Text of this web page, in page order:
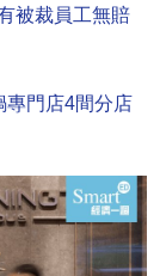
被裁員工無賠
專門店4間分店